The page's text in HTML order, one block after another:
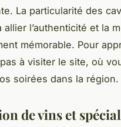
La particularité des
allier l’authenticité et la
mémorable. Pour
pas à visiter le site, où
soirées dans la région.
de vins et